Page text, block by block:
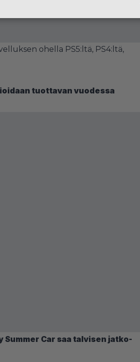
ohella PS5:ltä, PS4:ltä,
tuottavan vuodessa
Car saa talvisen jatko-